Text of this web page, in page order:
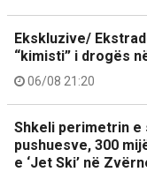
Ekskluzive/
“kimisti” i drogës
06/08 21:20
Shkeli perimetrin
pushuesve, 300
e ‘Jet Ski’ në